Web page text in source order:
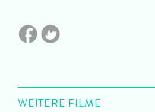
WEITERE FILME